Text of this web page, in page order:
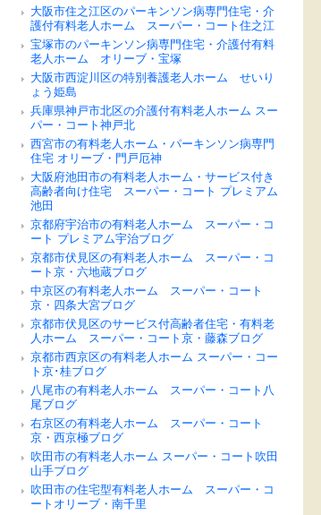
大阪市住之江区のパーキンソン病専門住宅・介
護付有料老人ホーム スーパー・コート住之江
宝塚市のパーキンソン病専門住宅・介護付有料
老人ホーム オリーブ・宝塚
大阪市西淀川区の特別養護老人ホーム せいり
ょう姫島
兵庫県神戸市北区の介護付有料老人ホーム スー
パー・コート神戸北
西宮市の有料老人ホーム・パーキンソン病専門
住宅 オリーブ・門戸厄神
大阪府池田市の有料老人ホーム・サービス付き
高齢者向け住宅 スーパー・コート プレミアム
池田
京都府宇治市の有料老人ホーム スーパー・コ
ート プレミアム宇治ブログ
京都市伏見区の有料老人ホーム スーパー・コ
ート京・六地蔵ブログ
中京区の有料老人ホーム スーパー・コート
京・四条大宮ブログ
京都市伏見区のサービス付高齢者住宅・有料老
人ホーム スーパー・コート京・藤森ブログ
京都市西京区の有料老人ホーム スーパー・コー
ト京･桂ブログ
八尾市の有料老人ホーム スーパー・コート八
尾ブログ
右京区の有料老人ホーム スーパー・コート
京・西京極ブログ
吹田市の有料老人ホーム スーパー・コート吹田
山手ブログ
吹田市の住宅型有料老人ホーム スーパー・コ
ートオリーブ・南千里